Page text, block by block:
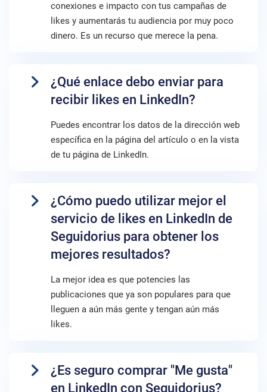
conexiones e impacto con tus campañas de
likes y aumentarás tu audiencia por muy poco
dinero. Es un recurso que merece la pena.
¿Qué enlace debo enviar para
recibir likes en LinkedIn?
Puedes encontrar los datos de la dirección web
específica en la página del artículo o en la vista
de tu página de LinkedIn.
¿Cómo puedo utilizar mejor el
servicio de likes en LinkedIn de
Seguidorius para obtener los
mejores resultados?
La mejor idea es que potencies las
publicaciones que ya son populares para que
lleguen a aún más gente y tengan aún más
likes.
¿Es seguro comprar "Me gusta"
en LinkedIn con Seguidorius?